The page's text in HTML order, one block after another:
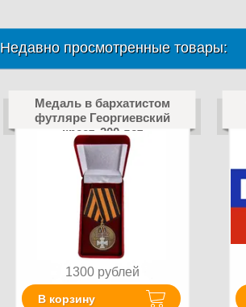
Недавно просмотренные товары:
Медаль в бархатистом
футляре Георгиевский
крест. 200 лет
1300 рублей
В корзину